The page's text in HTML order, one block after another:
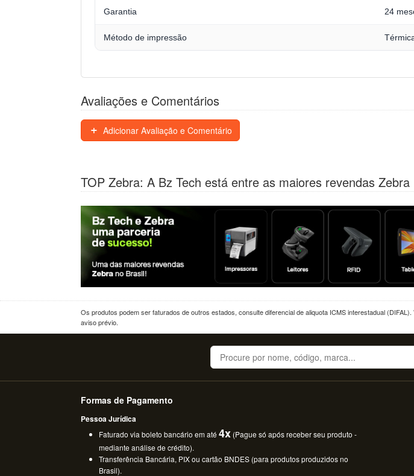
Garantia 24
Método de impressão
Avaliações e Comentários
Adicionar Avaliação e Comentário
TOP Zebra: A Bz Tech está entre as maiores revendas Zebra
Os produtos podem ser faturados de outros estados, consulte diferencial de aliquota ICMS interestadual
aviso prévio.
Buscar
Formas de Pagamento
Pessoa Jurídica
Faturado via boleto bancário em até4x (Pague só após receber seu produto -
mediante análise de crédito).
Transferência Bancária, PIX ou cartão BNDES (para produtos produzidos no
Brasil).